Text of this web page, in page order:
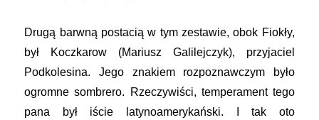
Drugą barwną postacią w tym zestawie, obok Fiokły,
był Koczkarow (Mariusz Galilejczyk), przyjaciel
Podkolesina. Jego znakiem rozpoznawczym było
ogromne sombrero. Rzeczywiści, temperament tego
pana był iście latynoamerykański. I tak oto